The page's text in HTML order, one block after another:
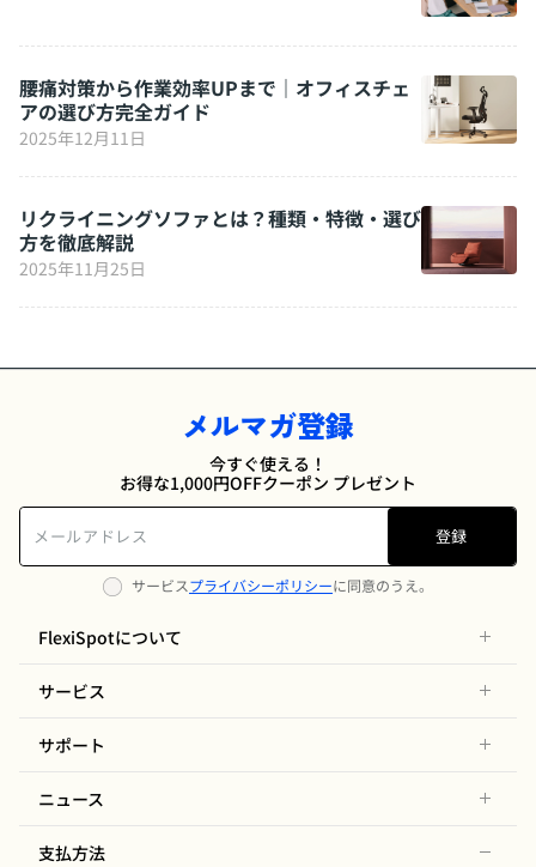
腰痛対策から作業効率UPまで｜オフィスチェ
アの選び方完全ガイド
2025年12月11日
リクライニングソファとは？種類・特徴・選び
方を徹底解説
2025年11月25日
メルマガ登録
今すぐ使える！
お得な1,000円OFFクーポン プレゼント
登録
サービスプライバシーポリシーに同意のうえ。
FlexiSpotについて
サービス
サポート
ニュース
支払方法